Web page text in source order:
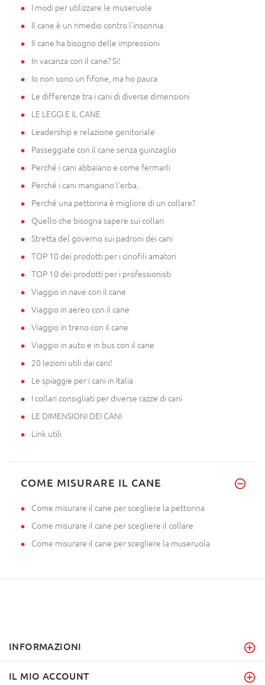
I modi per utilizzare le museruole
Il cane è un rimedio contro l'insonnia
Il cane ha bisogno delle impressioni
In vacanza con il cane? Si!
Io non sono un fifone, ma ho paura
Le differenze tra i cani di diverse dimensioni
LE LEGGI E IL CANE
Leadership e relazione genitoriale
Passeggiate con il cane senza guinzaglio
Perché i cani abbaiano e come fermarli
Perché i cani mangiano l'erba.
Perché una pettorina è migliore di un collare?
Quello che bisogna sapere sui collari
Stretta del governo sui padroni dei cani
TOP 10 dei prodotti per i cinofili amatori
TOP 10 dei prodotti per i professionisti
Viaggio in nave con il cane
Viaggio in aereo con il cane
Viaggio in treno con il cane
Viaggio in auto e in bus con il cane
20 lezioni utili dai cani!
Le spiaggie per i cani in Italia
I collari consigliati per diverse razze di cani
LE DIMENSIONI DEI CANI
Link utili
COME MISURARE IL CANE
Come misurare il cane per scegliere la pettorina
Come misurare il cane per scegliere il collare
Come misurare il cane per scegliere la museruola
INFORMAZIONI
IL MIO ACCOUNT